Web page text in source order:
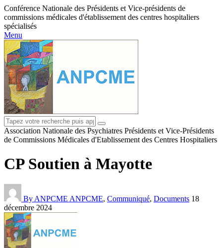
Conférence Nationale des Présidents et Vice-présidents de
commissions médicales d'établissement des centres hospitaliers
spécialisés
Menu
Association Nationale des Psychiatres Présidents et Vice-Présidents
de Commissions Médicales d'Etablissement des Centres Hospitaliers
CP Soutien à Mayotte
By ANPCME ANPCME, Communiqué, Documents 18
décembre 2024